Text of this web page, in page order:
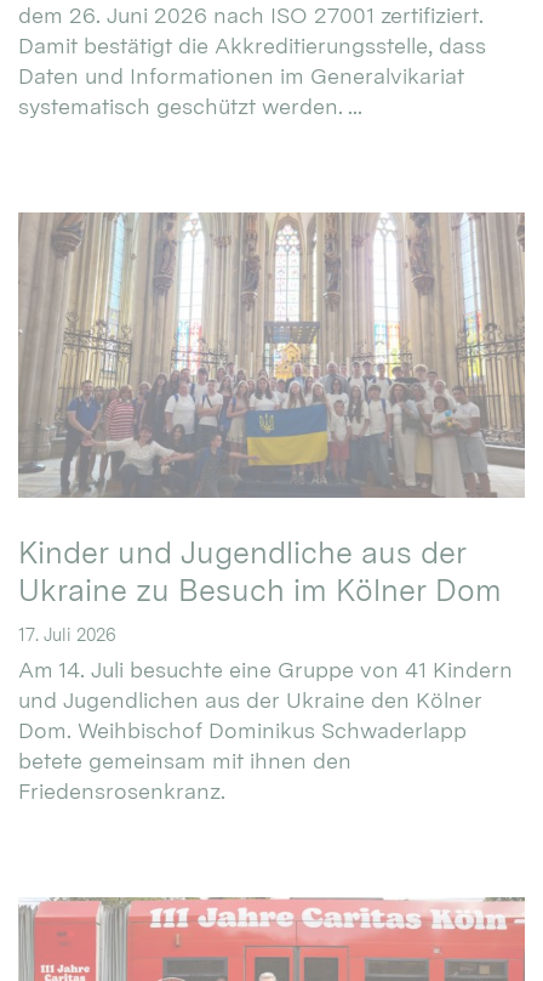
dem 26. Juni 2026 nach ISO 27001 zertifiziert.
Damit bestätigt die Akkreditierungsstelle, dass
Daten und Informationen im Generalvikariat
systematisch geschützt werden. ...
Kinder und Jugendliche aus der
Ukraine zu Besuch im Kölner Dom
17. Juli 2026
Am 14. Juli besuchte eine Gruppe von 41 Kindern
und Jugendlichen aus der Ukraine den Kölner
Dom. Weihbischof Dominikus Schwaderlapp
betete gemeinsam mit ihnen den
Friedensrosenkranz.